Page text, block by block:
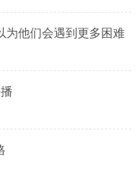
为他们会遇到更多困难